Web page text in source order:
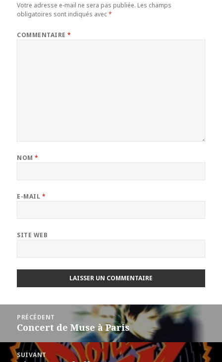
Votre adresse e-mail ne sera pas publiée. Les champs
obligatoires sont indiqués avec*
COMMENTAIRE*
NOM*
E-MAIL *
SITE WEB
l’article
PRÉCÉDENT
Article
Concert de Muse à Paris
SUIVANT